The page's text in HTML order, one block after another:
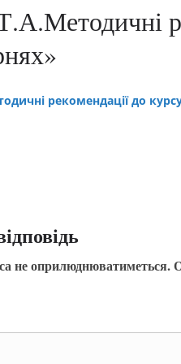
рекомендації до
не оприлюднюватиметься.